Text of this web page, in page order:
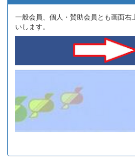
一般会員、個人・賛助会員とも画面右
いします。